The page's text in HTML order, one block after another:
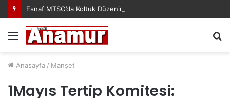
Esnaf MTSO’da Koltuk Düzenine İsyan Etti!
Menü
Anasayfa / Manşet
1Mayıs Tertip Komitesi: